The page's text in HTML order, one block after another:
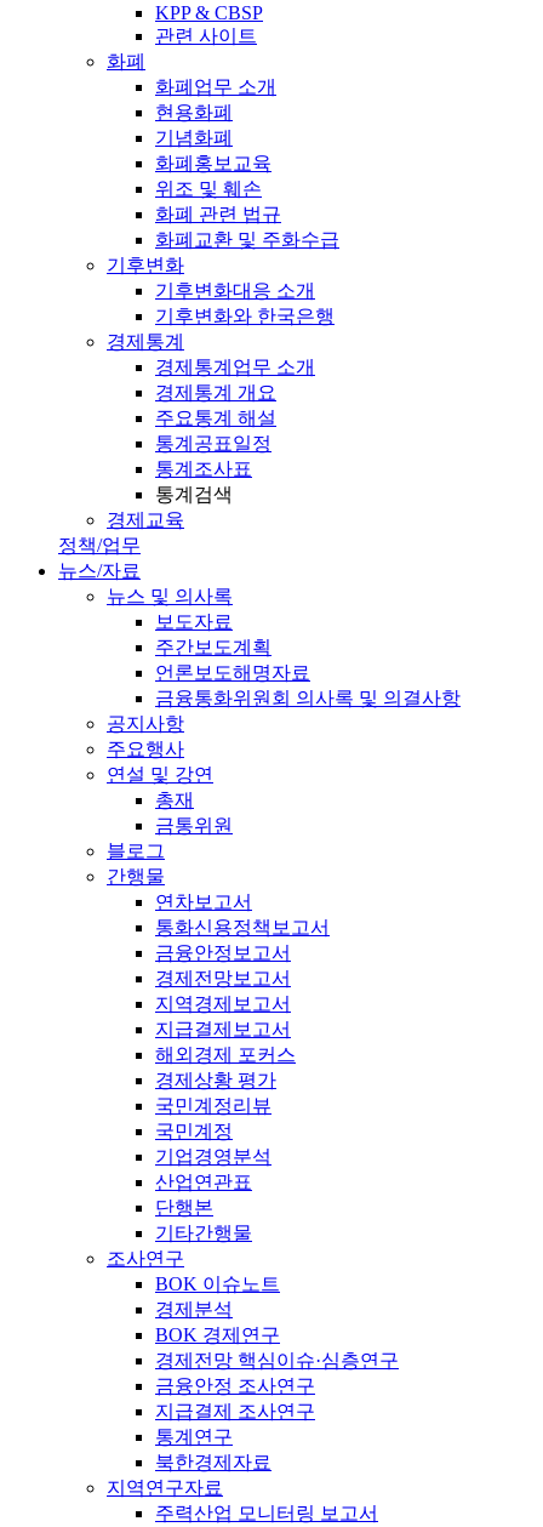
KPP & CBSP
관련 사이트
화폐
화폐업무 소개
현용화폐
기념화폐
화폐홍보교육
위조 및 훼손
화폐 관련 법규
화폐교환 및 주화수급
기후변화
기후변화대응 소개
기후변화와 한국은행
경제통계
경제통계업무 소개
경제통계 개요
주요통계 해설
통계공표일정
통계조사표
통계검색
경제교육
정책/업무
뉴스/자료
뉴스 및 의사록
보도자료
주간보도계획
언론보도해명자료
금융통화위원회 의사록 및 의결사항
공지사항
주요행사
연설 및 강연
총재
금통위원
블로그
간행물
연차보고서
통화신용정책보고서
금융안정보고서
경제전망보고서
지역경제보고서
지급결제보고서
해외경제 포커스
경제상황 평가
국민계정리뷰
국민계정
기업경영분석
산업연관표
단행본
기타간행물
조사연구
BOK 이슈노트
경제분석
BOK 경제연구
경제전망 핵심이슈·심층연구
금융안정 조사연구
지급결제 조사연구
통계연구
북한경제자료
지역연구자료
주력산업 모니터링 보고서